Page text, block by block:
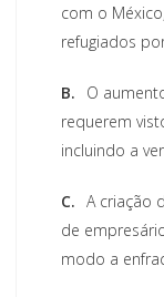
com o
refugiados
B.
O
requerem
incluindo a
C. A criação
de
modo a